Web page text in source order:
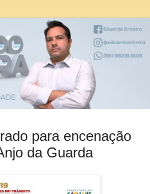
para encenação
da Guarda